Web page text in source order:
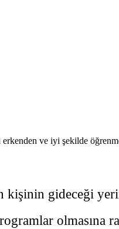
ve iyi şekilde
kişinin gideceği